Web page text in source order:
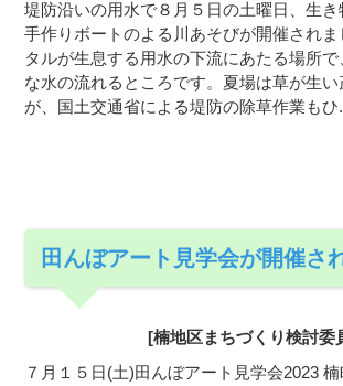
堤防沿いの用水で８月５日の土曜日、生き
手作りボートのよる川あそびが開催され
タルが生息する用水の下流にあたる場所
な水の流れるところです。夏場は草が生
が、国土交通省による堤防の除草作業もひ
田んぼアート見学会が開催さ
[楠地区まちづくり検討委
７月１５日(土)田んぼアート見学会2023